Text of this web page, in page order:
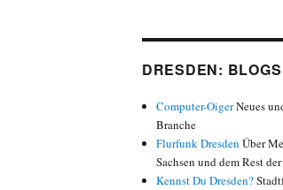
DRESDEN:
Computer-OigerNeues
Branche
Flurfunk Dresden Über
Sachsen und dem Rest
Kennst Du Dresden?